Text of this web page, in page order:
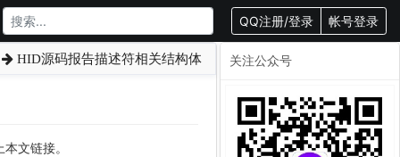
QQ注册/登录 帐号登录
HID源码报告描述符相关结构体
文链接。
关注公众号